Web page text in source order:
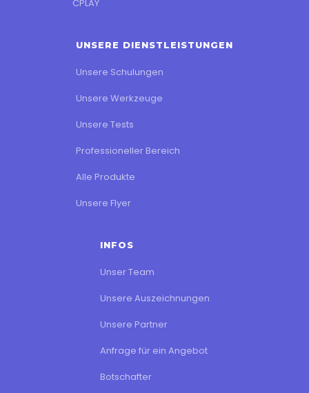
CPLAY
UNSERE DIENSTLEISTUNGEN
Unsere Schulungen
Unsere Werkzeuge
Unsere Tests
Professioneller Bereich
Alle Produkte
Unsere Flyer
INFOS
Unser Team
Unsere Auszeichnungen
Unsere Partner
Anfrage für ein Angebot
Botschafter